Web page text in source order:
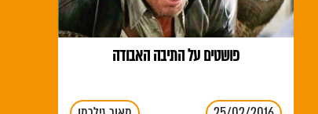
פושטים על התיבה האבודה